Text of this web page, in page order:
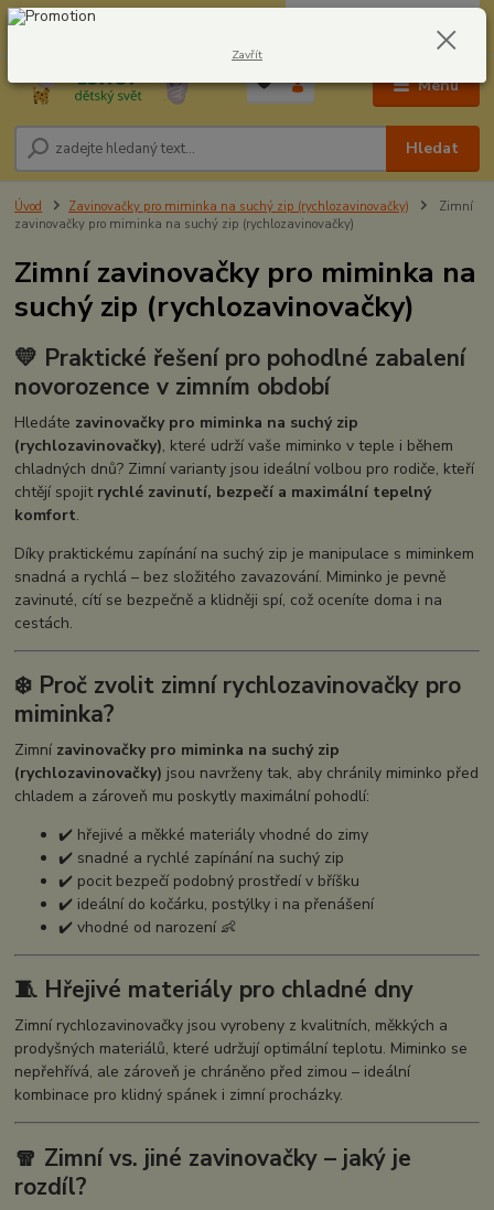
Menu
Hledat
604278943 0,00 Kč
Úvod Zavinovačky pro miminka na suchý zip (rychlozavinovačky)
Zimní
zavinovačky pro miminka na suchý zip (rychlozavinovačky)
Zimní zavinovačky pro miminka na
suchý zip (rychlozavinovačky)
💛 Praktické řešení pro pohodlné zabalení
novorozence v zimním období
Hledáte zavinovačky pro miminka na suchý zip
(rychlozavinovačky), které udrží vaše miminko v teple i během
chladných dnů? Zimní varianty jsou ideální volbou pro rodiče, kteří
chtějí spojit rychlé zavinutí, bezpečí a maximální tepelný
komfort.
Díky praktickému zapínání na suchý zip je manipulace s miminkem
snadná a rychlá – bez složitého zavazování. Miminko je pevně
zavinuté, cítí se bezpečně a klidněji spí, což oceníte doma i na
cestách.
❄️ Proč zvolit zimní rychlozavinovačky pro
miminka?
Zimní zavinovačky pro miminka na suchý zip
(rychlozavinovačky) jsou navrženy tak, aby chránily miminko před
chladem a zároveň mu poskytly maximální pohodlí:
✔️ hřejivé a měkké materiály vhodné do zimy
✔️ snadné a rychlé zapínání na suchý zip
✔️ pocit bezpečí podobný prostředí v bříšku
✔️ ideální do kočárku, postýlky i na přenášení
✔️ vhodné od narození 👶
🧵 Hřejivé materiály pro chladné dny
Zimní rychlozavinovačky jsou vyrobeny z kvalitních, měkkých a
prodyšných materiálů, které udržují optimální teplotu. Miminko se
nepřehřívá, ale zároveň je chráněno před zimou – ideální
kombinace pro klidný spánek i zimní procházky.
🧣 Zimní vs. jiné zavinovačky – jaký je
rozdíl?
Zavřít